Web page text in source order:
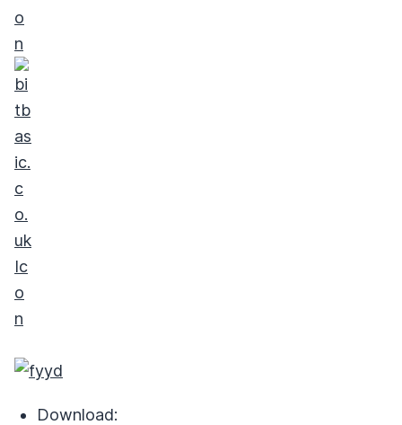
Download: